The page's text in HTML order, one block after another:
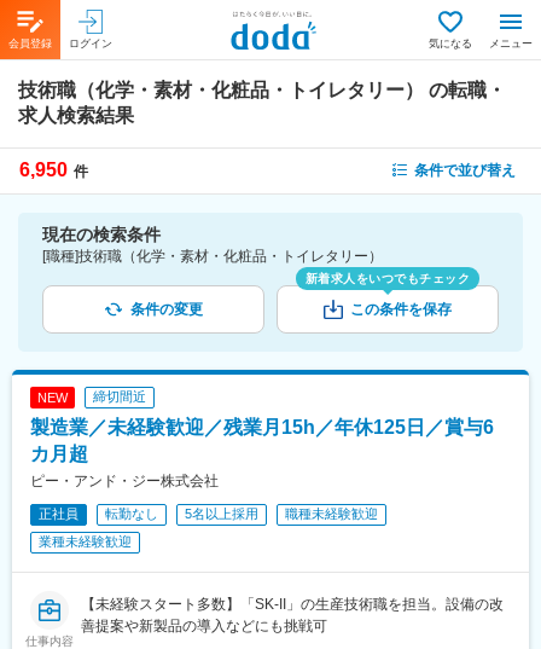
会員登録 ログイン 気になる メニュー
技術職（化学・素材・化粧品・トイレタリー）
の転職・
求人検索結果
6,950 件 条件で並び替え
現在の検索条件
[職種]技術職（化学・素材・化粧品・トイレタリー）
条件の変更
新着求人をいつでもチェック
この条件を保存
NEW 締切間近
製造業／未経験歓迎／残業月15h／年休125日／賞与6
カ月超
ピー・アンド・ジー株式会社
正社員 転勤なし 5名以上採用
職種未経験歓迎
業種未経験歓迎
仕事内容
【未経験スタート多数】「SK-II」の生産技術職を担当。設備の改
善提案や新製品の導入などにも挑戦可